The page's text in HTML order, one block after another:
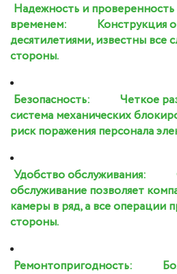
Надежность и проверенность
временем:
Конструкция
десятилетиями, известны все
стороны.
Безопасность:
Четкое
система механических
риск поражения персонала
Удобство обслуживания:
обслуживание позволяет
камеры в ряд, а все операции
стороны.
Ремонтопригодность: